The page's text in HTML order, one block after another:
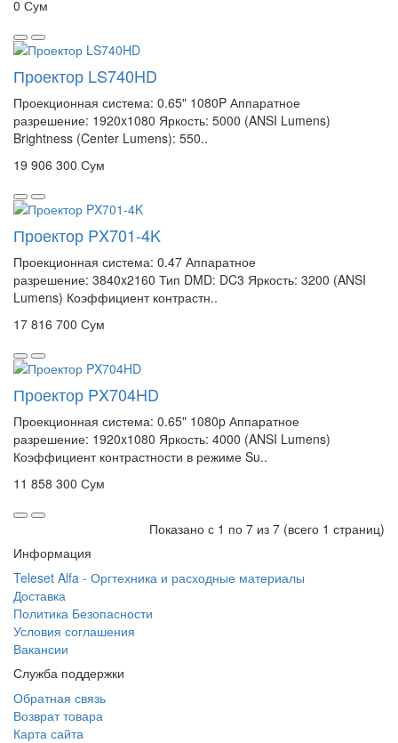
0 Сум
Проектор LS740HD
Проекционная система: 0.65" 1080P Аппаратное
разрешение: 1920x1080 Яркость: 5000 (ANSI Lumens)
Brightness (Center Lumens): 550..
19 906 300 Сум
Проектор PX701-4K
Проекционная система: 0.47 Аппаратное
разрешение: 3840x2160 Тип DMD: DC3 Яркость: 3200 (ANSI
Lumens) Коэффициент контрастн..
17 816 700 Сум
Проектор PX704HD
Проекционная система: 0.65" 1080p Аппаратное
разрешение: 1920x1080 Яркость: 4000 (ANSI Lumens)
Коэффициент контрастности в режиме Su..
11 858 300 Сум
Показано с 1 по 7 из 7 (всего 1 страниц)
Информация
Teleset Alfa - Оргтехника и расходные материалы
Доставка
Политика Безопасности
Условия соглашения
Вакансии
Служба поддержки
Обратная связь
Возврат товара
Карта сайта